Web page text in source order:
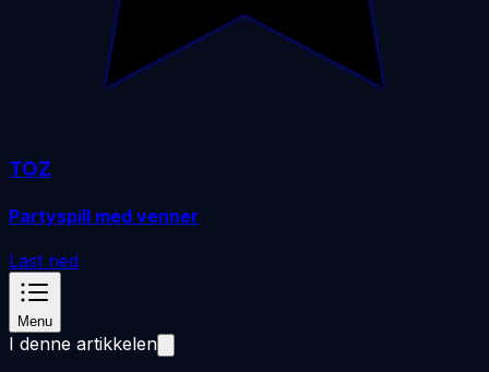
TOZ
Partyspill med venner
Last ned
Menu
I denne artikkelen